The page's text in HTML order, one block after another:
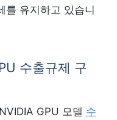
를 유지하고 있습니
수출규제 구
GPU 모델 수